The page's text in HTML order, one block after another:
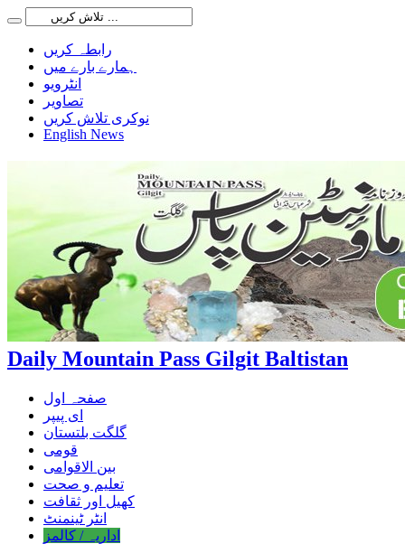
رابطہ کریں
ہمارے بارے میں
انٹرویو
تصاویر
نوکری تلاش کریں
English News
Daily Mountain Pass Gilgit Baltistan
صفحہ اول
ای پیپر
گلگت بلتستان
قومی
بین الاقوامی
تعلیم و صحت
کھیل اور ثقافت
انٹر ٹینمنٹ
اداریہ / کالمز